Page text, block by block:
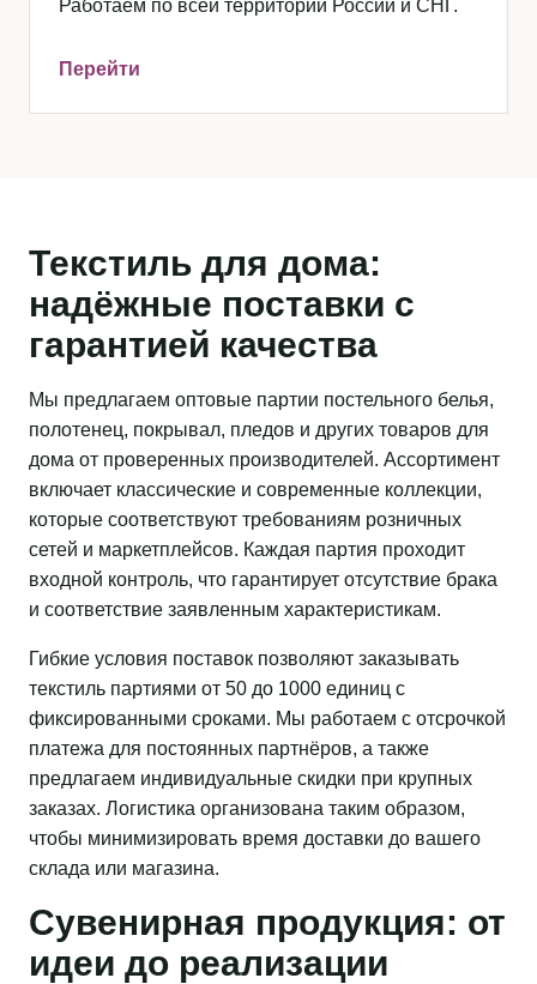
Работаем по всей территории России и СНГ.
Перейти
Текстиль для дома:
надёжные поставки с
гарантией качества
Мы предлагаем оптовые партии постельного белья,
полотенец, покрывал, пледов и других товаров для
дома от проверенных производителей. Ассортимент
включает классические и современные коллекции,
которые соответствуют требованиям розничных
сетей и маркетплейсов. Каждая партия проходит
входной контроль, что гарантирует отсутствие брака
и соответствие заявленным характеристикам.
Гибкие условия поставок позволяют заказывать
текстиль партиями от 50 до 1000 единиц с
фиксированными сроками. Мы работаем с отсрочкой
платежа для постоянных партнёров, а также
предлагаем индивидуальные скидки при крупных
заказах. Логистика организована таким образом,
чтобы минимизировать время доставки до вашего
склада или магазина.
Сувенирная продукция: от
идеи до реализации